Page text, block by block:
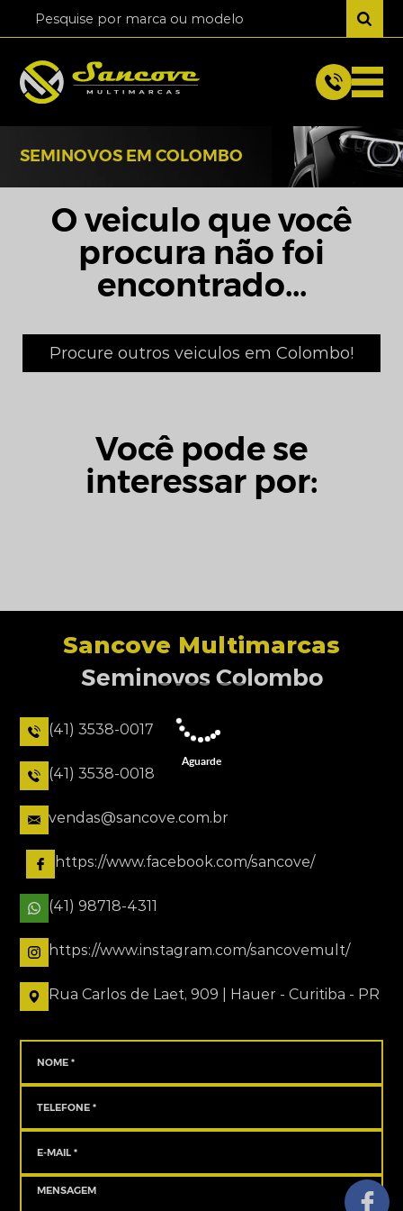
SEMINOVOS EM COLOMBO
O veiculo que você
procura não foi
encontrado...
Procure outros veiculos em Colombo!
Você pode se
interessar por:
Sancove Multimarcas
Seminovos Colombo
(41) 3538-0017
(41) 3538-0018
vendas@sancove.com.br
https://www.facebook.com/sancove/
(41) 98718-4311
https://www.instagram.com/sancovemult/
Rua Carlos de Laet, 909 | Hauer - Curitiba - PR
Aguarde